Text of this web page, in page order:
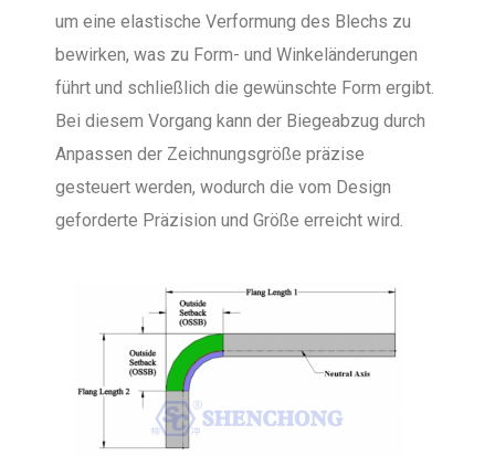
um eine elastische Verformung des Blechs zu
bewirken, was zu Form- und Winkeländerungen
führt und schließlich die gewünschte Form ergibt.
Bei diesem Vorgang kann der Biegeabzug durch
Anpassen der Zeichnungsgröße präzise
gesteuert werden, wodurch die vom Design
geforderte Präzision und Größe erreicht wird.